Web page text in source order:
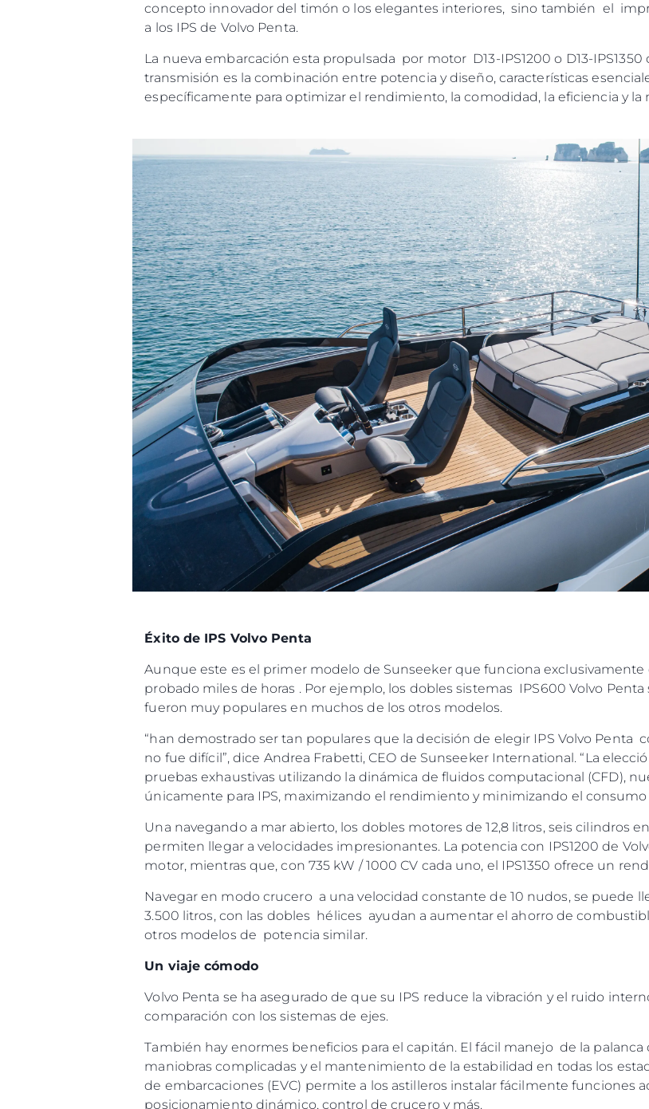
concepto innovador del timón o los elegantes interiores, sino también el
a los IPS de Volvo Penta.
La nueva embarcación esta propulsada por motor D13-IPS1200 o D13-
transmisión es la combinación entre potencia y diseño, características
específicamente para optimizar el rendimiento, la comodidad, la eficiencia y la
Éxito de IPS Volvo Penta
Aunque este es el primer modelo de Sunseeker que funciona exclusivamente
probado miles de horas . Por ejemplo, los dobles sistemas IPS600 Volvo
fueron muy populares en muchos de los otros modelos.
“han demostrado ser tan populares que la decisión de elegir IPS Volvo Penta
no fue difícil”, dice Andrea Frabetti, CEO de Sunseeker International. “La
pruebas exhaustivas utilizando la dinámica de fluidos computacional (CFD),
únicamente para IPS, maximizando el rendimiento y minimizando el consumo
Una navegando a mar abierto, los dobles motores de 12,8 litros, seis cilindros
permiten llegar a velocidades impresionantes. La potencia con IPS1200 de
motor, mientras que, con 735 kW / 1000 CV cada uno, el IPS1350 ofrece un
Navegar en modo crucero a una velocidad constante de 10 nudos, se puede
3.500 litros, con las dobles hélices ayudan a aumentar el ahorro de
otros modelos de potencia similar.
Un viaje cómodo
Volvo Penta se ha asegurado de que su IPS reduce la vibración y el ruido
comparación con los sistemas de ejes.
También hay enormes beneficios para el capitán. El fácil manejo de la
maniobras complicadas y el mantenimiento de la estabilidad en todas los
de embarcaciones (EVC) permite a los astilleros instalar fácilmente funciones
posicionamiento dinámico, control de crucero y más.
Información
Mapa
Contacto
Preferencias De Cookies
Legal
POLÍTICA DE PRIVACIDAD
DECLARACIÓN EN CONTRA
DE LA ESCLAVITUD
MODERNA
TERMINOS Y CONDICIONES
POLÍTICA DE COOKIES
OFERTAS DE TRABAJO